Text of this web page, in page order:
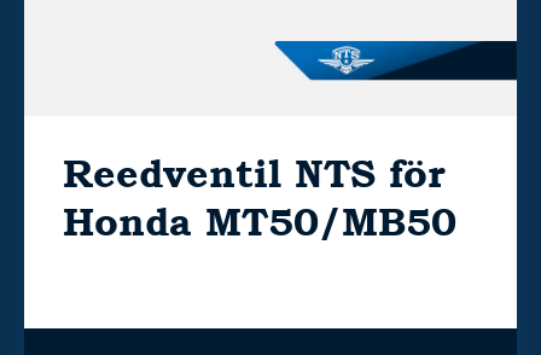
Reedventil NTS för
Honda MT50/MB50